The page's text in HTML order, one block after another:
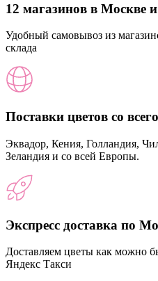
12 магазинов в Москве
Удобный самовывоз из
склада
Поставки цветов со
Эквадор, Кения, Голландия,
Зеландия и со всей Европы.
Экспресс доставка по
Доставляем цветы как можно
Яндекс Такси